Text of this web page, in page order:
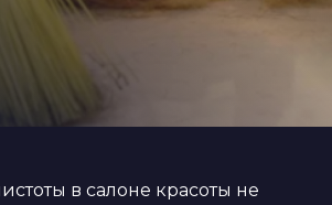
в салоне красоты не